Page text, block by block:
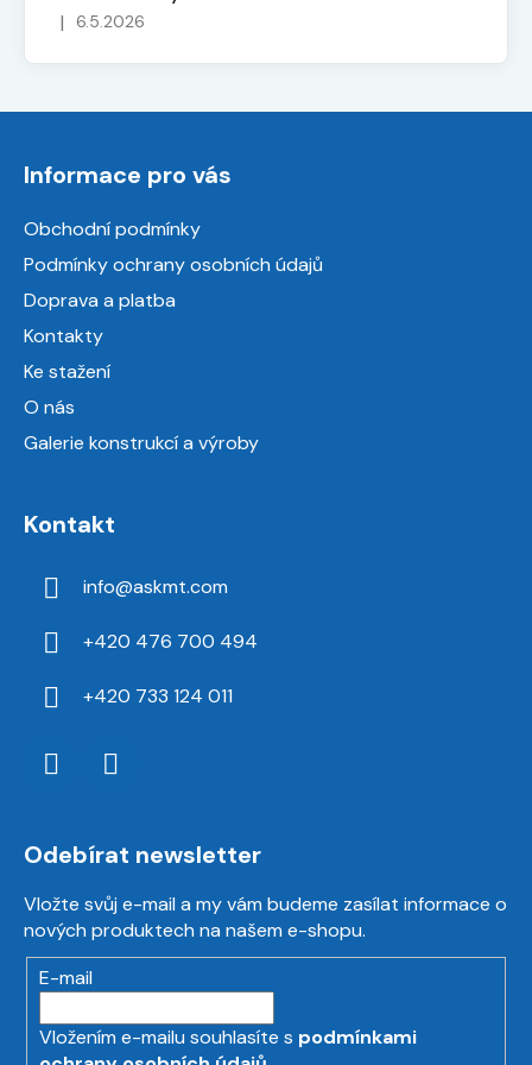
Hodnocení obchodu je 5 z 5 hvězdiček.
| 6.5.2026
Informace pro vás
Obchodní podmínky
Podmínky ochrany osobních údajů
Doprava a platba
Kontakty
Ke stažení
O nás
Galerie konstrukcí a výroby
Kontakt
info@askmt.com
+420 476 700 494
+420 733 124 011
Odebírat newsletter
Vložte svůj e-mail a my vám budeme zasílat informace o
nových produktech na našem e-shopu.
E-mail
Vložením e-mailu souhlasíte s podmínkami